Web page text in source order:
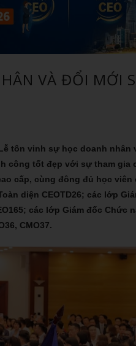
VÀ ĐỔI MỚI
tôn vinh sự học doanh nhân
công tốt đẹp với sự tham gia
cấp, cùng đông đủ học viên
diện CEOTD26; các lớp
các lớp Giám đốc Chức
CMO37.